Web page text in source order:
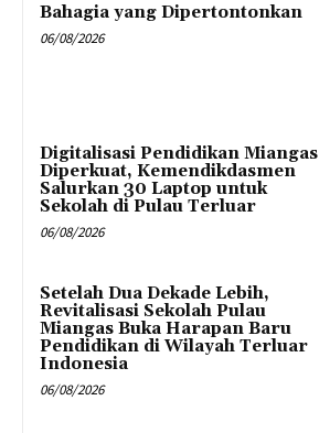
Bahagia yang Dipertontonkan
06/08/2026
Digitalisasi Pendidikan Miangas
Diperkuat, Kemendikdasmen
Salurkan 30 Laptop untuk
Sekolah di Pulau Terluar
06/08/2026
Setelah Dua Dekade Lebih,
Revitalisasi Sekolah Pulau
Miangas Buka Harapan Baru
Pendidikan di Wilayah Terluar
Indonesia
06/08/2026